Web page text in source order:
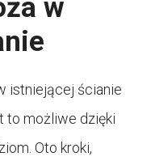
w
istniejącej ścianie
to możliwe dzięki
Oto kroki,